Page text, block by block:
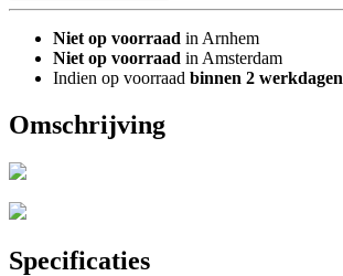
Niet op voorraad in Arnhem
Niet op voorraad in Amsterdam
Indien op voorraad binnen 2 werkdagen
Omschrijving
Specificaties